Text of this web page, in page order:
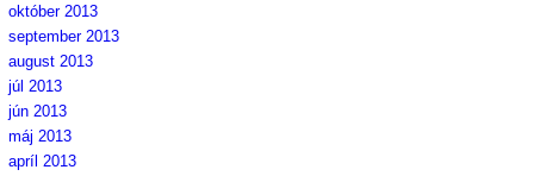
október 2013
september 2013
august 2013
júl 2013
jún 2013
máj 2013
apríl 2013